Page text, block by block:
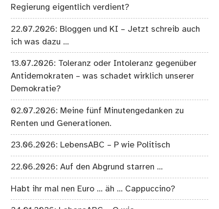
Regierung eigentlich verdient?
22.07.2026: Bloggen und KI – Jetzt schreib auch
ich was dazu …
13.07.2026: Toleranz oder Intoleranz gegenüber
Antidemokraten – was schadet wirklich unserer
Demokratie?
02.07.2026: Meine fünf Minutengedanken zu
Renten und Generationen.
23.06.2026: LebensABC – P wie Politisch
22.06.2026: Auf den Abgrund starren …
Habt ihr mal nen Euro … äh … Cappuccino?